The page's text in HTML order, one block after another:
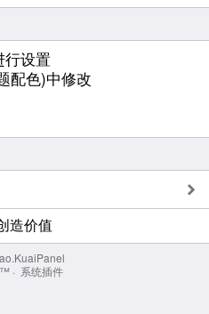
设置
配色)中修改
造价值
™ · 系统插件